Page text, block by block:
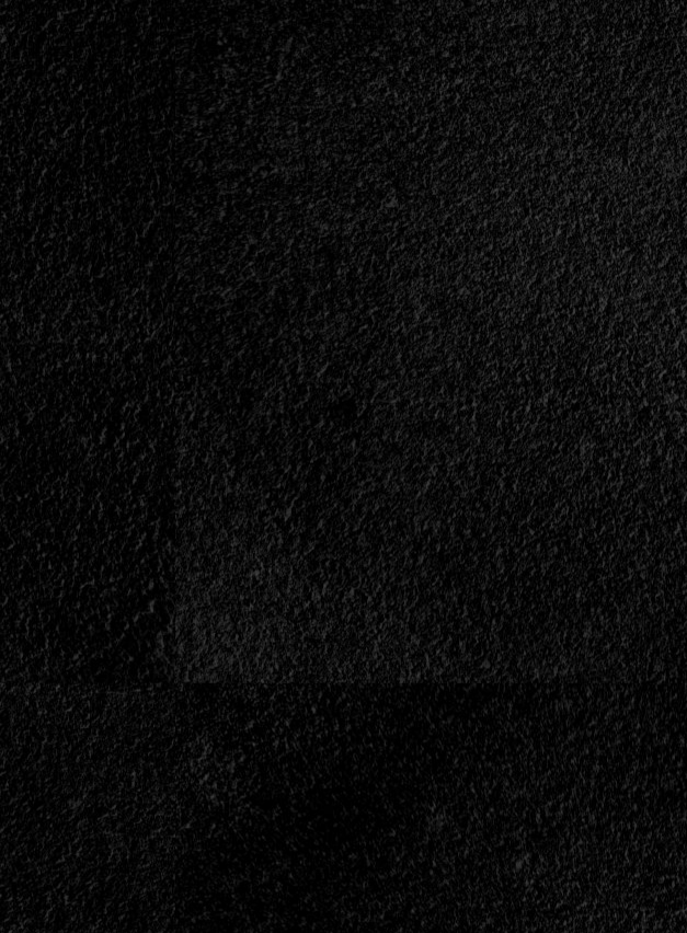
Sweet
de
Stryper<span>
|
</span>
</small>
<div>“No
Encajamos
En
Ningún
Club”</div>